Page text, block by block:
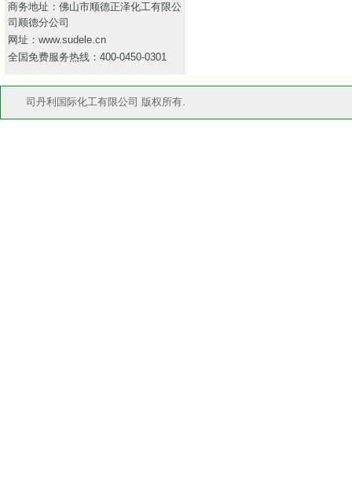
商务地址：佛山市顺德正泽化工有限公
司顺德分公司
网址：www.sudele.cn
全国免费服务热线：400-0450-0301
司丹利国际化工有限公司 版权所有.